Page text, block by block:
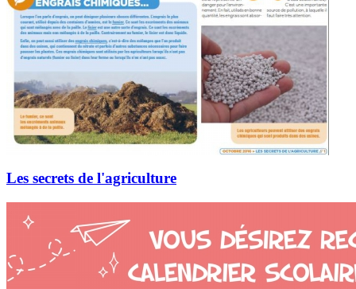
Les secrets de l'agriculture